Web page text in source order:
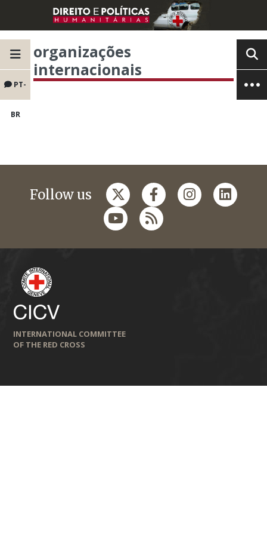
PT-
BR
organizações
internacionais
Follow us
INTERNATIONAL COMMITTEE
OF THE RED CROSS